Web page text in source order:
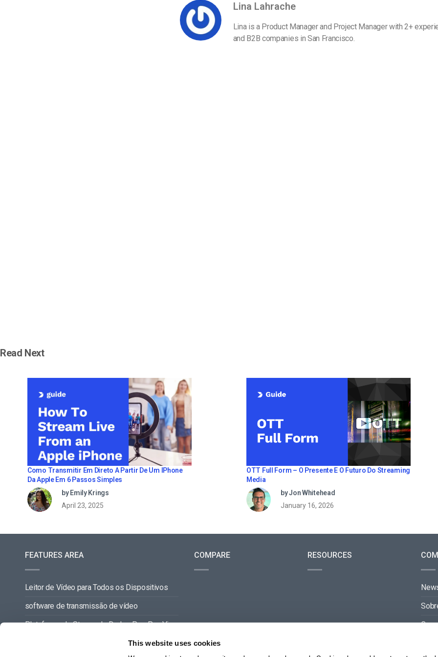
This website uses cookies
Alojamento de Vídeo Online
Privacidade e Segurança
Análise de Vídeo
Marketing em Vídeo
Lina Lahrache
Lina is a Product Manager and Project Manager with 2+
and B2B companies in San Francisco.
Read Next
Como Transmitir Em Direto A Partir De Um IPhone
Da Apple Em 6 Passos Simples
by Emily Krings
April 23, 2025
OTT Full Form – O Presente E O Futuro Do Streaming
Media
by Jon Whitehead
January 16, 2026
FEATURES AREA
Leitor de Vídeo para Todos os Dispositivos
software de transmissão de vídeo
Plataforma de Stream de Dados Pay-Per-View
COMPARE RESOURCES